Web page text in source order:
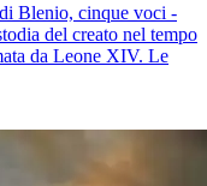
Blenio, cinque voci -
del creato nel tempo
da Leone XIV. Le